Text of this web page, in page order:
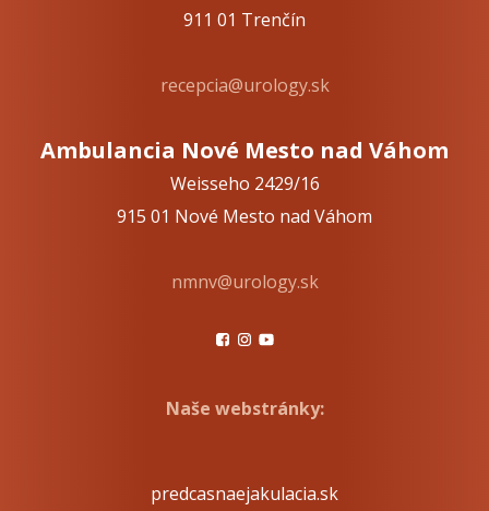
911 01 Trenčín
recepcia@urology.sk
Ambulancia Nové Mesto nad Váhom
Weisseho 2429/16
915 01 Nové Mesto nad Váhom
nmnv@urology.sk
Naše webstránky:
predcasnaejakulacia.sk